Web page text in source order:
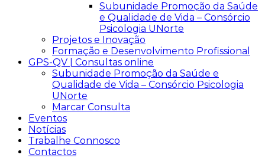
Subunidade Promoção da Saúde
e Qualidade de Vida – Consórcio
Psicologia UNorte
Projetos e Inovação
Formação e Desenvolvimento Profissional
GPS-QV | Consultas online
Subunidade Promoção da Saúde e
Qualidade de Vida – Consórcio Psicologia
UNorte
Marcar Consulta
Eventos
Notícias
Trabalhe Connosco
Contactos